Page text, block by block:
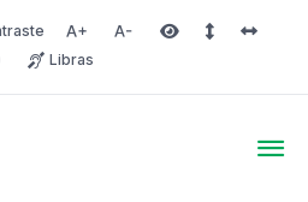
Aumentar fonte
Diminuir fonteÁrea selecionada
Espaço
Libras